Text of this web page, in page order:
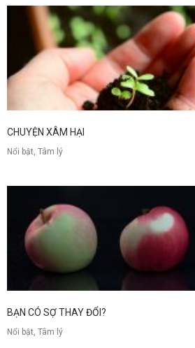
CHUYỆN XÂM HẠI
Nổi bật, Tâm lý
BẠN CÓ SỢ THAY ĐỔI?
Nổi bật, Tâm lý